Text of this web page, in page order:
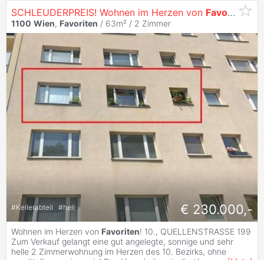
SCHLEUDERPREIS! Wohnen im Herzen von Favoriten !
1100 Wien, Favoriten / 63m² / 2 Zimmer
#Kellerabteil #hell € 230.000,-
Wohnen im Herzen von Favoriten! 10., QUELLENSTRASSE 199
Zum Verkauf gelangt eine gut angelegte, sonnige und sehr
helle 2 Zimmerwohnung im Herzen des 10. Bezirks, ohne